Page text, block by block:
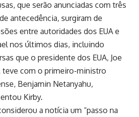
que serão anunciadas com três
antecedência, surgiram de
entre autoridades dos EUA e
nos últimos dias, incluindo
que o presidente dos EUA, Joe
teve com o primeiro-ministro
Benjamin Netanyahu,
Kirby.
a notícia um “passo na